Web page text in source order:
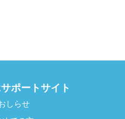
ポートサイト
しらせ